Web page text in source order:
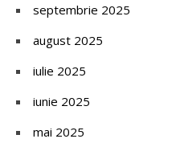
septembrie 2025
august 2025
iulie 2025
iunie 2025
mai 2025